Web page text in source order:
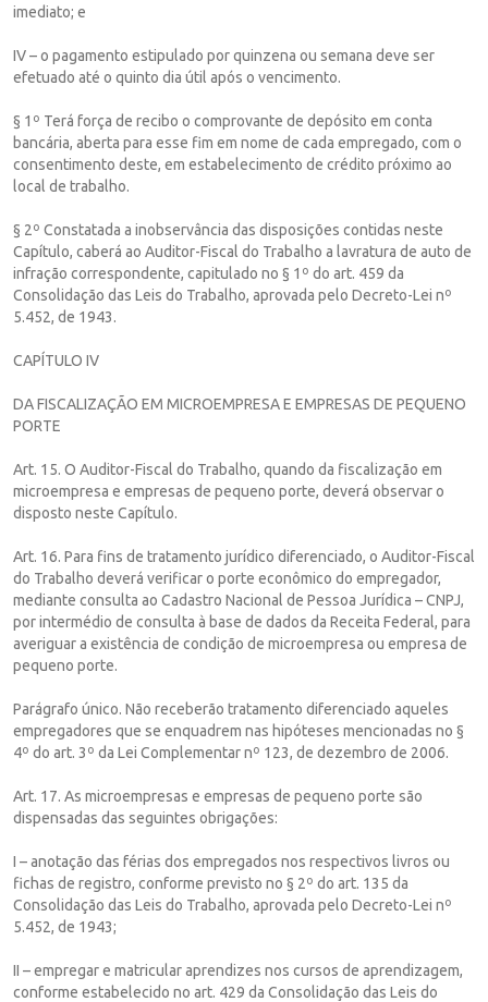
imediato; e
IV – o pagamento estipulado por quinzena ou semana deve ser
efetuado até o quinto dia útil após o vencimento.
§ 1º Terá força de recibo o comprovante de depósito em conta
bancária, aberta para esse fim em nome de cada empregado, com o
consentimento deste, em estabelecimento de crédito próximo ao
local de trabalho.
§ 2º Constatada a inobservância das disposições contidas neste
Capítulo, caberá ao Auditor-Fiscal do Trabalho a lavratura de auto de
infração correspondente, capitulado no § 1º do art. 459 da
Consolidação das Leis do Trabalho, aprovada pelo Decreto-Lei nº
5.452, de 1943.
CAPÍTULO IV
DA FISCALIZAÇÃO EM MICROEMPRESA E EMPRESAS DE PEQUENO
PORTE
Art. 15. O Auditor-Fiscal do Trabalho, quando da fiscalização em
microempresa e empresas de pequeno porte, deverá observar o
disposto neste Capítulo.
Art. 16. Para fins de tratamento jurídico diferenciado, o Auditor-Fiscal
do Trabalho deverá verificar o porte econômico do empregador,
mediante consulta ao Cadastro Nacional de Pessoa Jurídica – CNPJ,
por intermédio de consulta à base de dados da Receita Federal, para
averiguar a existência de condição de microempresa ou empresa de
pequeno porte.
Parágrafo único. Não receberão tratamento diferenciado aqueles
empregadores que se enquadrem nas hipóteses mencionadas no §
4º do art. 3º da Lei Complementar nº 123, de dezembro de 2006.
Art. 17. As microempresas e empresas de pequeno porte são
dispensadas das seguintes obrigações:
I – anotação das férias dos empregados nos respectivos livros ou
fichas de registro, conforme previsto no § 2º do art. 135 da
Consolidação das Leis do Trabalho, aprovada pelo Decreto-Lei nº
5.452, de 1943;
II – empregar e matricular aprendizes nos cursos de aprendizagem,
conforme estabelecido no art. 429 da Consolidação das Leis do